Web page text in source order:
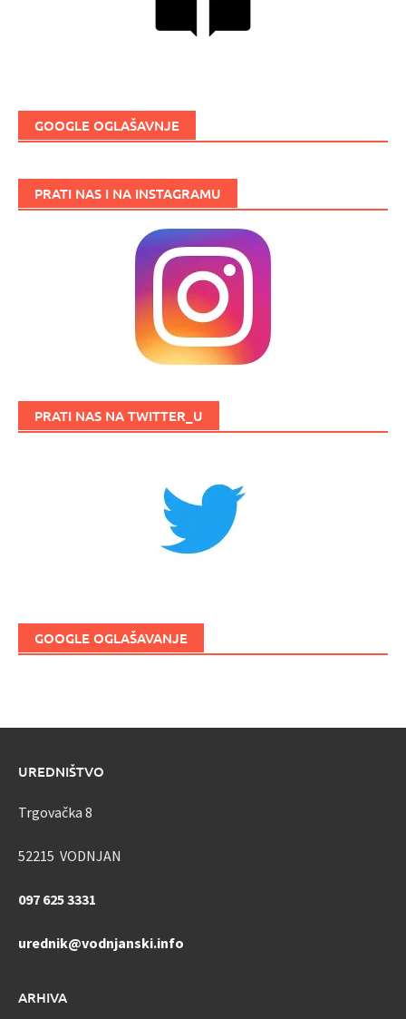
GOOGLE OGLAŠAVNJE
PRATI NAS I NA INSTAGRAMU
PRATI NAS NA TWITTER_U
GOOGLE OGLAŠAVANJE
UREDNIŠTVO
Trgovačka 8
52215 VODNJAN
097 625 3331
urednik@vodnjanski.info
ARHIVA